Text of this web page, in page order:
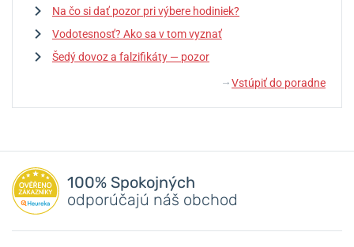
Na čo si dať pozor pri výbere hodiniek?
Vodotesnosť? Ako sa v tom vyznať
Šedý dovoz a falzifikáty — pozor
↓ Vstúpiť do poradne
100% Spokojných
odporúčajú náš obchod